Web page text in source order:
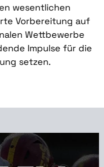
wesentlichen
Vorbereitung auf
Wettbewerbe
Impulse für die
setzen.